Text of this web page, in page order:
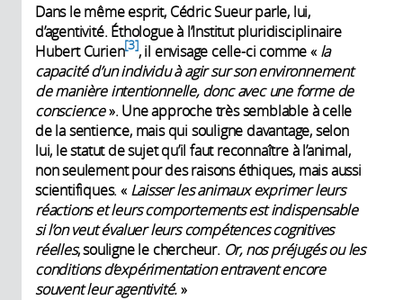
Dans le même esprit, Cédric Sueur parle, lui,
d’agentivité. Éthologue à l’Institut pluridisciplinaire
Hubert Curien 3 , il envisage celle-ci comme « la
capacité d’un individu à agir sur son environnement
de manière intentionnelle, donc avec une forme de
conscience». Une approche très semblable à celle
de la sentience, mais qui souligne davantage, selon
lui, le statut de sujet qu’il faut reconnaître à l’animal,
non seulement pour des raisons éthiques, mais aussi
scientifiques. « Laisser les animaux exprimer leurs
réactions et leurs comportements est indispensable
si l’on veut évaluer leurs compétences cognitives
réelles, souligne le chercheur. Or, nos préjugés ou les
conditions d’expérimentation entravent encore
souvent leur agentivité.»